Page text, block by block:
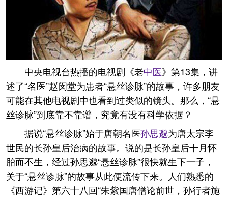
中央电视台热播的电视剧《老中医》第13集，讲
述了“名医”赵闵堂为患者“悬丝诊脉”的故事，许多朋友
可能在其他电视剧中也看到过类似的镜头。那么，“悬
丝诊脉”到底靠不靠谱，究竟有没有科学依据？
据说“悬丝诊脉”始于唐朝名医孙思邈为唐太宗李
世民的长孙皇后治病的故事。说的是长孙皇后十月怀
胎而不生，经过孙思邈“悬丝诊脉”很快就生下一子，
关于“悬丝诊脉”的故事从此便流传下来。人们熟悉的
《西游记》第六十八回“朱紫国唐僧论前世，孙行者施